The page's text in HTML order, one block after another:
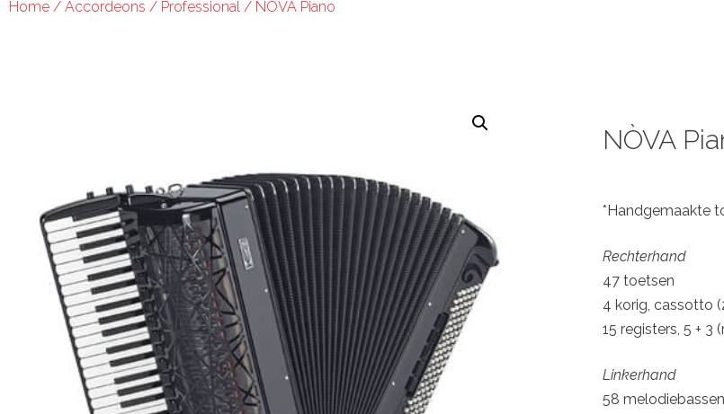
Home / Accordeons / Professional / NÒVA Piano
NÒVA
*Handgemaakte
Rechterhand
47 toetsen
4 korig, cassotto
15 registers, 5 + 3
Linkerhand
58 melodiebassen